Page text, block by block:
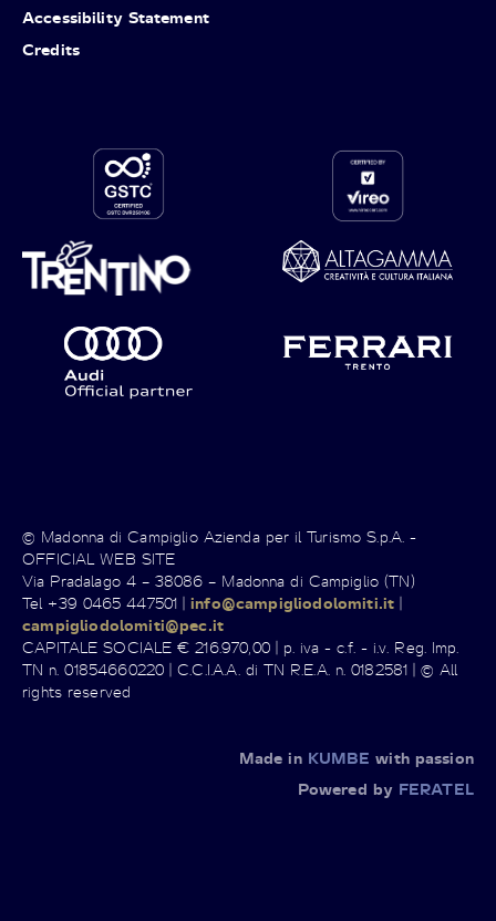
Accessibility Statement
Credits
© Madonna di Campiglio Azienda per il Turismo S.p.A. -
OFFICIAL WEB SITE
Via Pradalago 4 – 38086 – Madonna di Campiglio (TN)
Tel +39 0465 447501 |info@campigliodolomiti.it |
campigliodolomiti@pec.it
CAPITALE SOCIALE € 216.970,00 | p. iva - c.f. - i.v. Reg. Imp.
TN n. 01854660220 | C.C.I.A.A. di TN R.E.A. n. 0182581 | © All
rights reserved
Made in KUMBE with passion
Powered by FERATEL